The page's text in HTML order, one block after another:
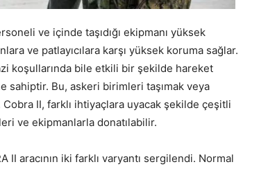
ve içinde taşıdığı ekipmanı yüksek
ve patlayıcılara karşı yüksek koruma sağlar.
koşullarında bile etkili bir şekilde hareket
sahiptir. Bu, askeri birimleri taşımak veya
Cobra II, farklı ihtiyaçlara uyacak şekilde çeşitli
ve ekipmanlarla donatılabilir.
II aracının iki farklı varyantı sergilendi. Normal